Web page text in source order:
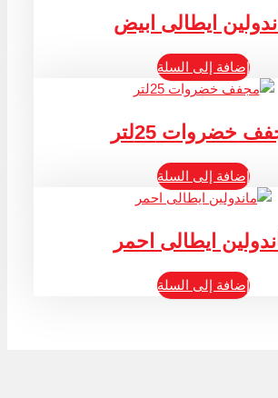
ايطالى ابيض
إضافة إلى السلة
خضروات 25لتر
إضافة إلى السلة
ايطالى احمر
إضافة إلى السلة